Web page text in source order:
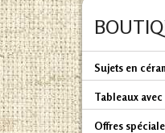
Sujets en
Tableaux
Offres